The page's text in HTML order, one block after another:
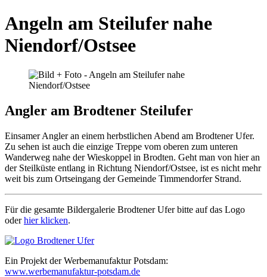
Angeln am Steilufer nahe
Niendorf/Ostsee
Angler am Brodtener Steilufer
Einsamer Angler an einem herbstlichen Abend am Brodtener Ufer.
Zu sehen ist auch die einzige Treppe vom oberen zum unteren
Wanderweg nahe der Wieskoppel in Brodten. Geht man von hier an
der Steilküste entlang in Richtung Niendorf/Ostsee, ist es nicht mehr
weit bis zum Ortseingang der Gemeinde Timmendorfer Strand.
Für die gesamte Bildergalerie Brodtener Ufer bitte auf das Logo
oderhier klicken.
Ein Projekt der Werbemanufaktur Potsdam:
www.werbemanufaktur-potsdam.de